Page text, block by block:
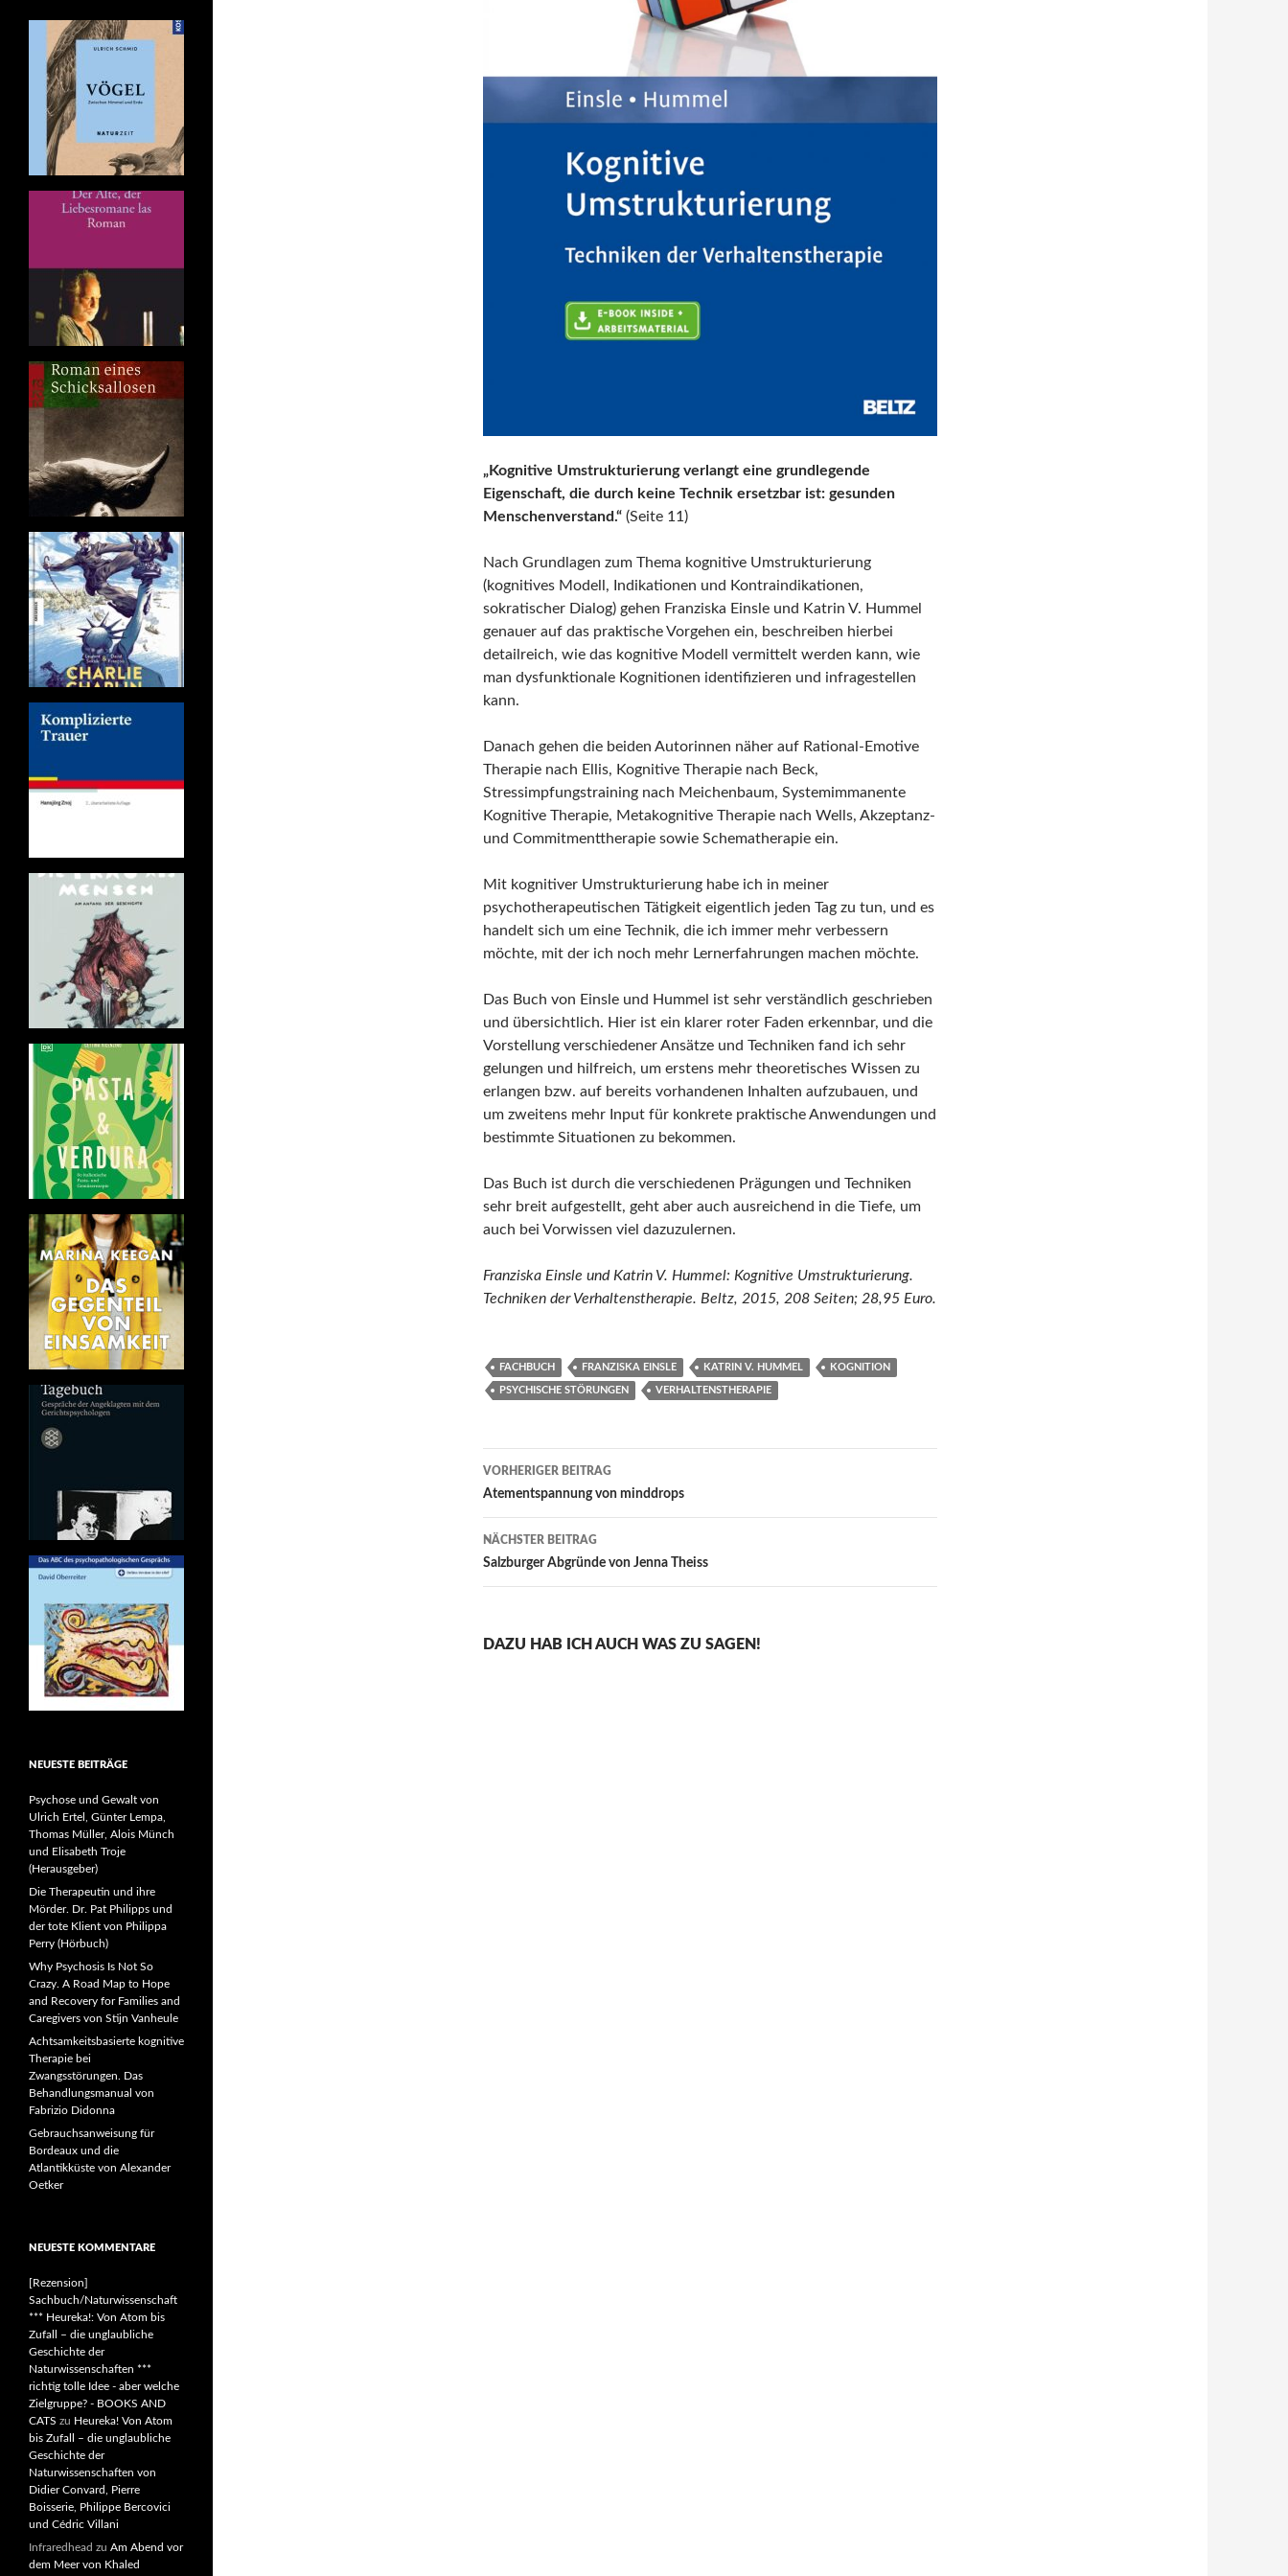
„Kognitive Umstrukturierung verlangt eine grundlegende
Eigenschaft, die durch keine Technik ersetzbar ist: gesunden
Menschenverstand.“ (Seite 11)
Nach Grundlagen zum Thema kognitive Umstrukturierung
(kognitives Modell, Indikationen und Kontraindikationen,
sokratischer Dialog) gehen Franziska Einsle und Katrin V. Hummel
genauer auf das praktische Vorgehen ein, beschreiben hierbei
detailreich, wie das kognitive Modell vermittelt werden kann, wie
man dysfunktionale Kognitionen identifizieren und infragestellen
kann.
Danach gehen die beiden Autorinnen näher auf Rational-Emotive
Therapie nach Ellis, Kognitive Therapie nach Beck,
Stressimpfungstraining nach Meichenbaum, Systemimmanente
Kognitive Therapie, Metakognitive Therapie nach Wells, Akzeptanz-
und Commitmenttherapie sowie Schematherapie ein.
Mit kognitiver Umstrukturierung habe ich in meiner
psychotherapeutischen Tätigkeit eigentlich jeden Tag zu tun, und es
handelt sich um eine Technik, die ich immer mehr verbessern
möchte, mit der ich noch mehr Lernerfahrungen machen möchte.
Das Buch von Einsle und Hummel ist sehr verständlich geschrieben
und übersichtlich. Hier ist ein klarer roter Faden erkennbar, und die
Vorstellung verschiedener Ansätze und Techniken fand ich sehr
gelungen und hilfreich, um erstens mehr theoretisches Wissen zu
erlangen bzw. auf bereits vorhandenen Inhalten aufzubauen, und
um zweitens mehr Input für konkrete praktische Anwendungen und
bestimmte Situationen zu bekommen.
Das Buch ist durch die verschiedenen Prägungen und Techniken
sehr breit aufgestellt, geht aber auch ausreichend in die Tiefe, um
auch bei Vorwissen viel dazuzulernen.
Franziska Einsle und Katrin V. Hummel: Kognitive Umstrukturierung.
Techniken der Verhaltenstherapie. Beltz, 2015, 208 Seiten; 28,95 Euro.
FACHBUCH FRANZISKA EINSLE KATRIN V. HUMMEL KOGNITION
PSYCHISCHE STÖRUNGEN VERHALTENSTHERAPIE
Beitragsnavigation
VORHERIGER BEITRAG
Atementspannung von minddrops
NÄCHSTER BEITRAG
Salzburger Abgründe von Jenna Theiss
DAZU HAB ICH AUCH WAS ZU SAGEN!
NEUESTE BEITRÄGE
Psychose und Gewalt von
Ulrich Ertel, Günter Lempa,
Thomas Müller, Alois Münch
und Elisabeth Troje
(Herausgeber)
Die Therapeutin und ihre
Mörder. Dr. Pat Philipps und
der tote Klient von Philippa
Perry (Hörbuch)
Why Psychosis Is Not So
Crazy. A Road Map to Hope
and Recovery for Families and
Caregivers von Stijn Vanheule
Achtsamkeitsbasierte kognitive
Therapie bei
Zwangsstörungen. Das
Behandlungsmanual von
Fabrizio Didonna
Gebrauchsanweisung für
Bordeaux und die
Atlantikküste von Alexander
Oetker
NEUESTE KOMMENTARE
[Rezension]
Sachbuch/Naturwissenschaft
*** Heureka!: Von Atom bis
Zufall – die unglaubliche
Geschichte der
Naturwissenschaften ***
richtig tolle Idee - aber welche
Zielgruppe? - BOOKS AND
CATS zu Heureka! Von Atom
bis Zufall – die unglaubliche
Geschichte der
Naturwissenschaften von
Didier Convard, Pierre
Boisserie, Philippe Bercovici
und Cédric Villani
Infraredhead zu Am Abend vor
dem Meer von Khaled